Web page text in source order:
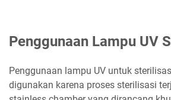
Penggunaan Lampu UV
Penggunaan lampu UV untuk
digunakan karena proses sterilisasi